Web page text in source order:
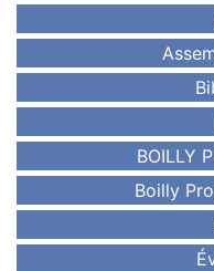
BOILLY
Boilly